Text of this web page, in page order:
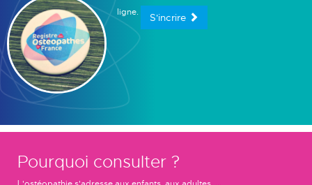
ligne. S'incrire
Pourquoi consulter ?